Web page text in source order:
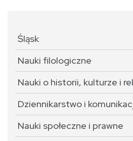
Śląsk
Nauki filologiczne
Nauki o historii, kulturze i
Dziennikarstwo i
Nauki społeczne i prawne